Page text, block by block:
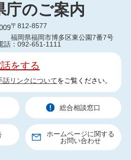
庁のご案内
〒812-8577
福岡県福岡市博多区東公園7番7号
話：092-651-1111
をする
話リンクについてをご覧ください。
総合相談窓口
ホームページに関する
お問い合わせ